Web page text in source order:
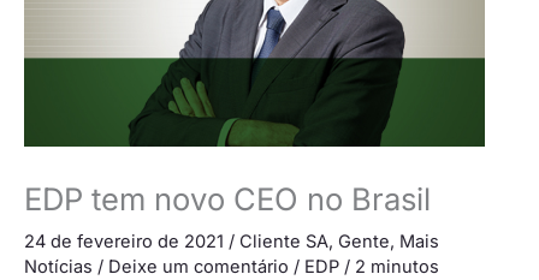
EDP tem novo CEO no Brasil
24 de fevereiro de 2021 / Cliente SA, Gente, Mais
Notícias / Deixe um comentário / EDP / 2 minutos